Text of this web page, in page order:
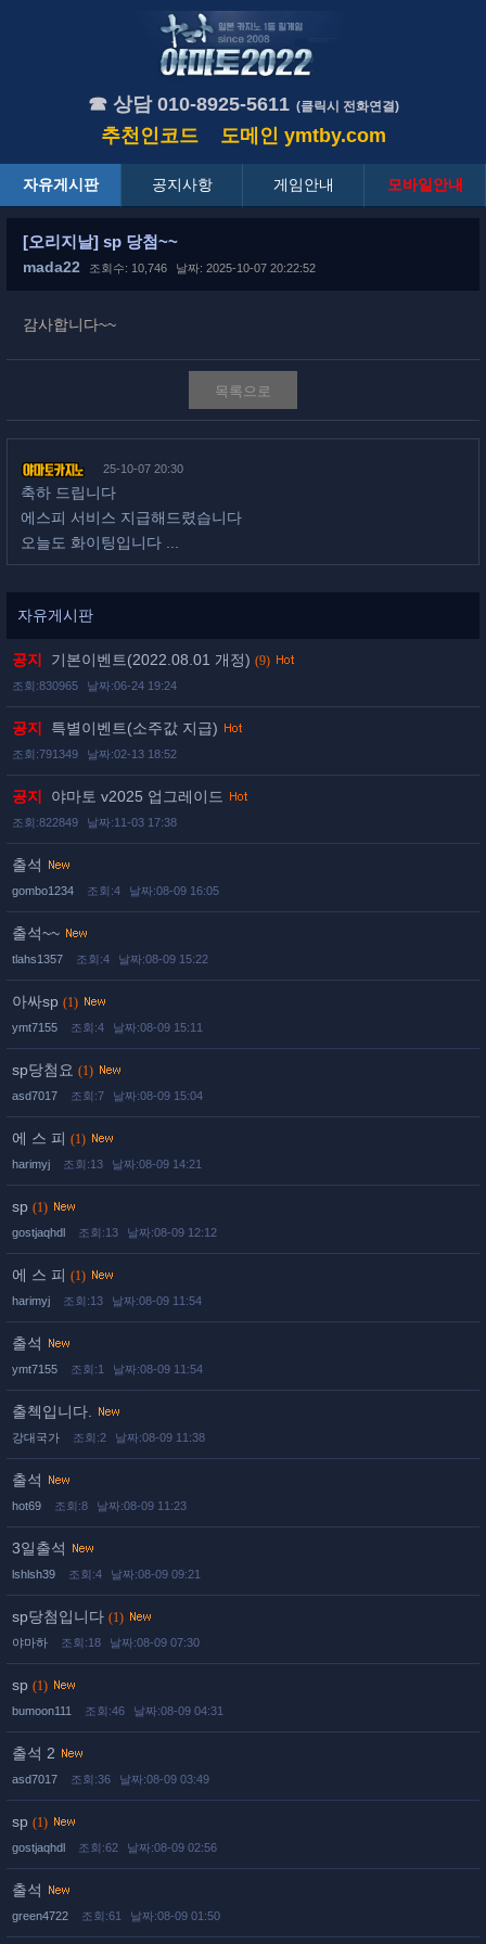
☎ 상담 010-8925-5611 (클릭시 전화연결)
추천인코드 도메인 ymtby.com
자유게시판 공지사항 게임안내 모바일안내
[오리지날] sp 당첨~~
mada22 조회수: 10,746 날짜: 2025-10-07 20:22:52
감사합니다~~
목록으로
25-10-07 20:30
축하 드립니다
에스피 서비스 지급해드렸습니다
오늘도 화이팅입니다 ...
자유게시판
공지 기본이벤트(2022.08.01 개정) (9)
조회:830965 날짜:06-24 19:24
공지 특별이벤트(소주값 지급)
조회:791349 날짜:02-13 18:52
공지 야마토 v2025 업그레이드
조회:822849 날짜:11-03 17:38
출석
gombo1234 조회:4 날짜:08-09 16:05
출석~~
tlahs1357 조회:4 날짜:08-09 15:22
아싸sp (1)
ymt7155 조회:4 날짜:08-09 15:11
sp당첨요 (1)
asd7017 조회:7 날짜:08-09 15:04
에 스 피 (1)
harimyj 조회:13 날짜:08-09 14:21
sp (1)
gostjaqhdl 조회:13 날짜:08-09 12:12
에 스 피 (1)
harimyj 조회:13 날짜:08-09 11:54
출석
ymt7155 조회:1 날짜:08-09 11:54
출첵입니다.
강대국가 조회:2 날짜:08-09 11:38
출석
hot69 조회:8 날짜:08-09 11:23
3일출석
lshlsh39 조회:4 날짜:08-09 09:21
sp당첨입니다 (1)
야마하 조회:18 날짜:08-09 07:30
sp (1)
bumoon111 조회:46 날짜:08-09 04:31
출석 2
asd7017 조회:36 날짜:08-09 03:49
sp (1)
gostjaqhdl 조회:62 날짜:08-09 02:56
출석
green4722 조회:61 날짜:08-09 01:50